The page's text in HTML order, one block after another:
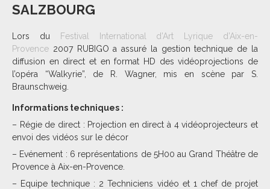
SALZBOURG
Lors du Festival International d’Art Lyrique d’Aix-en-
Provence 2007 RUBIGO a assuré la gestion technique de la
diffusion en direct et en format HD des vidéoprojections de
l’opéra “Walkyrie”, de R. Wagner, mis en scène par S.
Braunschweig.
Informations techniques :
– Régie de direct : Projection en direct à 4 vidéoprojecteurs et
envoi des vidéos sur le décor
– Evénement : 6 représentations de 5H00 au Grand Théâtre de
Provence à Aix-en-Provence.
– Equipe technique : 2 Techniciens vidéo et 1 chef de projet